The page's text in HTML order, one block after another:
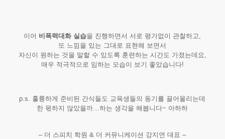
이어 비폭력대화 실습을 진행하면서 서로 평가없이 관찰하고,
또 느낌을 있는 그대로 표현해 보면서
자신이 원하는 것을 말할 수 있도록 훈련하는 시간도 가졌는데요,
매우 적극적으로 임하는 모습이 보기 좋았습니다!
p.s. 훌륭하게 준비된 간식들도 교육생들의 동기를 끌어올리는데
한 몫하지 않았을까…하는 생각을 해봅니다~ 아하하
– 더 스피치 학원 & 더 커뮤니케이션 강지연 대표 –